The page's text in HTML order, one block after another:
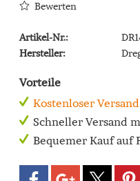
Bewerten
Artikel-Nr.:
Hersteller:
Vorteile
Kostenloser
Schneller Versand
Bequemer Kauf auf